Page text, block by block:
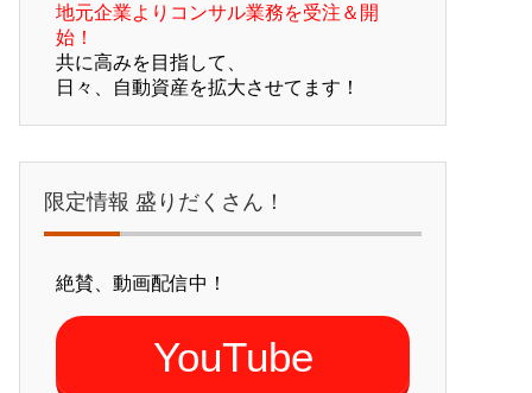
地元企業よりコンサル業務を受注＆開
始！
共に高みを目指して、
日々、自動資産を拡大させてます！
限定情報 盛りだくさん！
絶賛、動画配信中！
YouTube